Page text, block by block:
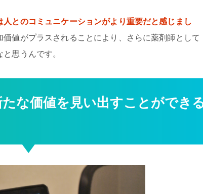
人とのコミュニケーションがより重要だと感じまし
値がプラスされることにより、さらに薬剤師として
思うんです。
たな価値を見い出すことができ